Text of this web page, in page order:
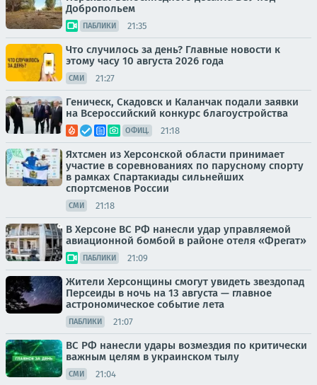
Добропольем
ПАБЛИКИ 21:35
Что случилось за день? Главные новости к
этому часу 10 августа 2026 года
СМИ 21:27
Геническ, Скадовск и Каланчак подали заявки
на Всероссийский конкурс благоустройства
ОФИЦ. 21:18
Яхтсмен из Херсонской области принимает
участие в соревнованиях по парусному спорту
в рамках Спартакиады сильнейших
спортсменов России
СМИ 21:18
В Херсоне ВС РФ нанесли удар управляемой
авиационной бомбой в районе отеля «Фрегат»
ПАБЛИКИ 21:09
Жители Херсонщины смогут увидеть звездопад
Персеиды в ночь на 13 августа — главное
астрономическое событие лета
ПАБЛИКИ 21:07
ВС РФ нанесли удары возмездия по критически
важным целям в украинском тылу
СМИ 21:04